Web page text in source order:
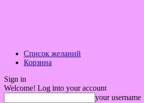
Список желаний
Корзина
Sign in
Welcome! Log into your account
your username